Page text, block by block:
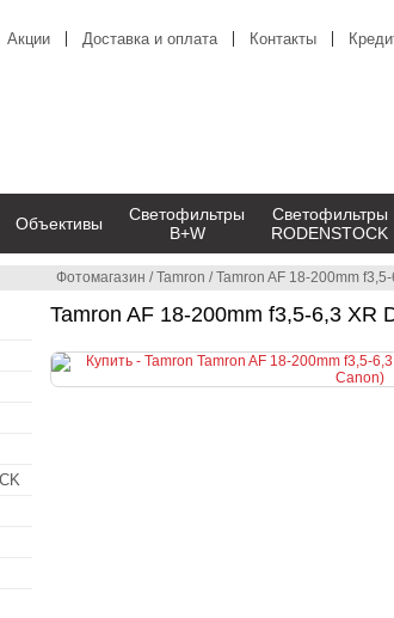
Фотомагазин /Tamron /Tamron AF 18-200mm
Tamron AF 18-200mm f3,5-6,3 XR
Акции Доставка и оплата Контакты
Объективы
Светофильтры
B+W
Светофильтры
RODENSTOCK